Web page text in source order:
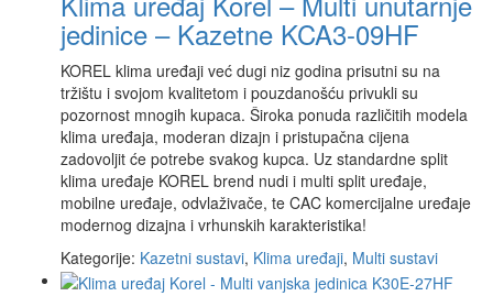
jedinice – Kazetne KCA3-09HF
KOREL klima uređaji već dugi niz godina prisutni su na
tržištu i svojom kvalitetom i pouzdanošću privukli su
pozornost mnogih kupaca. Široka ponuda različitih modela
klima uređaja, moderan dizajn i pristupačna cijena
zadovoljit će potrebe svakog kupca. Uz standardne split
klima uređaje KOREL brend nudi i multi split uređaje,
mobilne uređaje, odvlaživače, te CAC komercijalne uređaje
modernog dizajna i vrhunskih karakteristika!
Kategorije: Kazetni sustavi, Klima uređaji, Multi sustavi